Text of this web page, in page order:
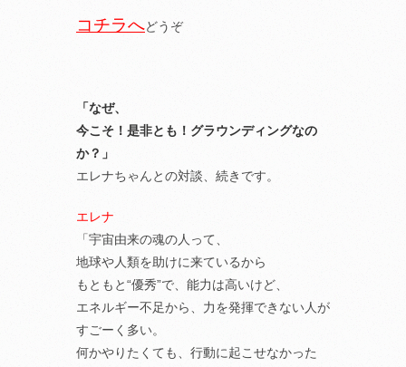
コチラへどうぞ
「なぜ、
今こそ！是非とも！グラウンディングなの
か？」
エレナちゃんとの対談、続きです。
エレナ
「宇宙由来の魂の人って、
地球や人類を助けに来ているから
もともと“優秀”で、能力は高いけど、
エネルギー不足から、力を発揮できない人が
すごーく多い。
何かやりたくても、行動に起こせなかった